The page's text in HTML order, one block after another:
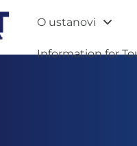
O ustanovi
Information for